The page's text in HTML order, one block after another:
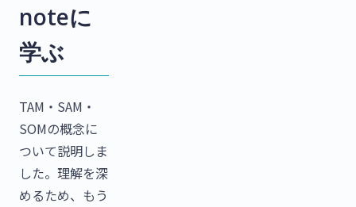
noteに
学ぶ
TAM・SAM・
SOMの概念に
ついて説明しま
した。理解を深
めるため、もう